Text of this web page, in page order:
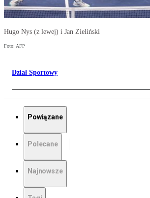
Hugo Nys (z lewej) i Jan Zieliński
Foto: AFP
Dział Sportowy
Powiązane
Polecane
Najnowsze